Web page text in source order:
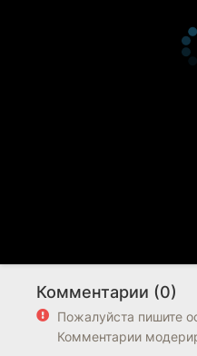
Комментарии (0)
Пожалуйста пишите
Комментарии